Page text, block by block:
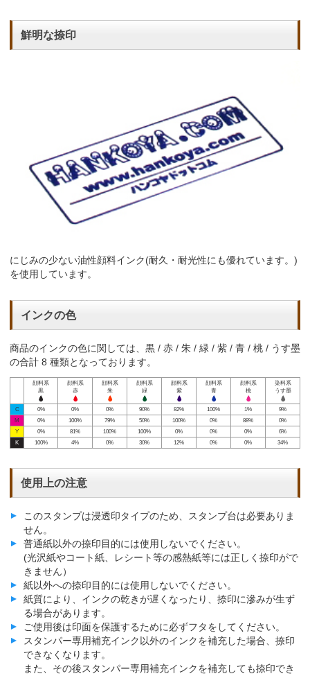
鮮明な捺印
にじみの少ない油性顔料インク(耐久・耐光性にも優れています。)
を使用しています。
インクの色
商品のインクの色に関しては、黒 / 赤 / 朱 / 緑 / 紫 / 青 / 桃 / うす墨
の合計 8 種類となっております。
顔料系
黒
顔料系
赤
顔料系
朱
顔料系
緑
顔料系
紫
顔料系
青
顔料系
桃
染料系
うす墨
C 0% 0% 0% 90% 82% 100% 1%
9%
M
0% 100% 79% 50% 100% 0% 88%
0%
Y
0% 81% 100% 100% 0% 0% 0%
6%
K
100% 4% 0% 30% 12% 0% 0% 34%
使用上の注意
このスタンプは浸透印タイプのため、スタンプ台は必要ありま
せん。
普通紙以外の捺印目的には使用しないでください。
(光沢紙やコート紙、レシート等の感熱紙等には正しく捺印がで
きません）
紙以外への捺印目的には使用しないでください。
紙質により、インクの乾きが遅くなったり、捺印に滲みが生ず
る場合があります。
ご使用後は印面を保護するために必ずフタをしてください。
スタンパー専用補充インク以外のインクを補充した場合、捺印
できなくなります。
また、その後スタンパー専用補充インクを補充しても捺印でき